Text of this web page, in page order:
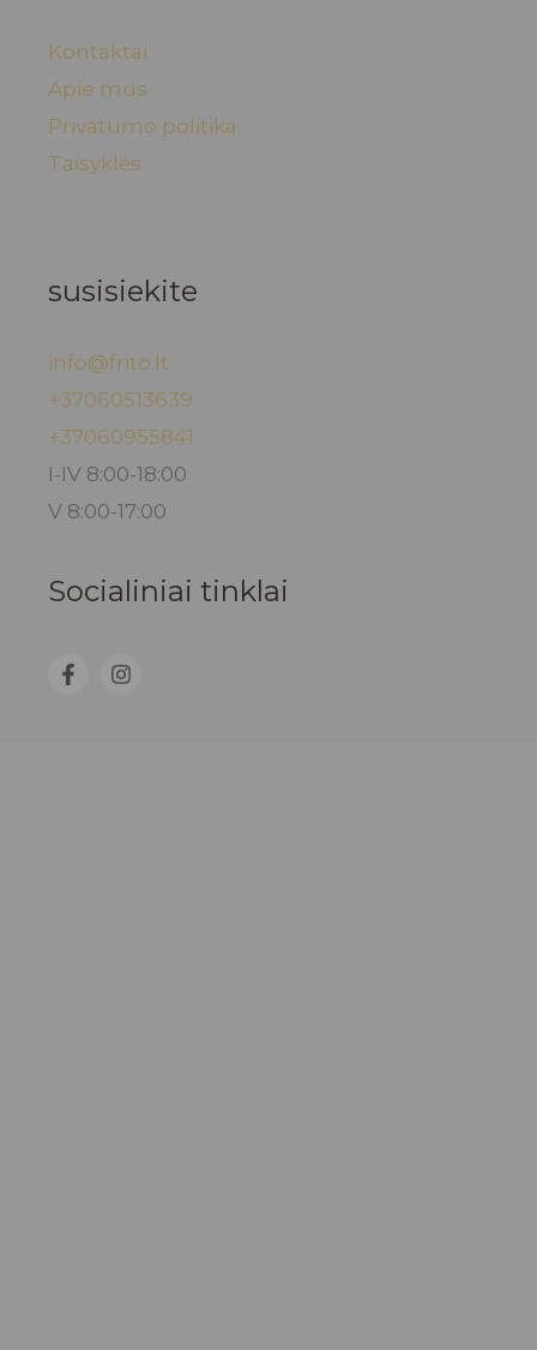
Kontaktai
Apie mus
Privatumo politika
Taisyklės
susisiekite
info@frito.lt
+37060513639
+37060955841
I-IV 8:00-18:00
V 8:00-17:00
Socialiniai tinklai